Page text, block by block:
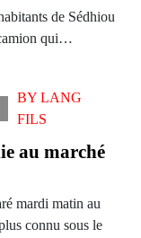
de Sédhiou
qui…
BY LANG
FILS
au marché
mardi matin au
connu sous le